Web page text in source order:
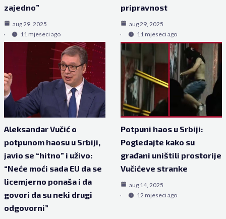
zajedno”
aug 29, 2025
11 mjeseci ago
pripravnost
aug 29, 2025
11 mjeseci ago
Aleksandar Vučić o
potpunom haosu u Srbiji,
javio se “hitno” i uživo:
“Neće moći sada EU da se
licemjerno ponaša i da
govori da su neki drugi
odgovorni”
Potpuni haos u Srbiji:
Pogledajte kako su
građani uništili prostorije
Vučićeve stranke
aug 14, 2025
12 mjeseci ago